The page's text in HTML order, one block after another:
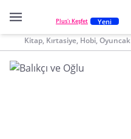
Plus'ı Keşfet Yeni
Kitap, Kırtasiye, Hobi, Oyuncak